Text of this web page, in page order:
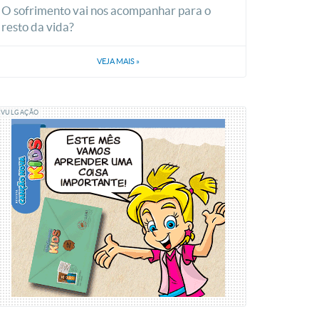
O sofrimento vai nos acompanhar para o
resto da vida?
VEJA MAIS »